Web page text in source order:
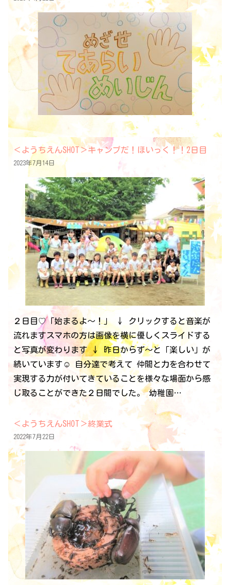
＜ようちえんSHOT＞キャンプだ！ほいっく！！2日目
2023年7月14日
２日目♡「始まるよ～！」 ↓ クリックすると音楽が
流れますスマホの方は画像を横に優しくスライドする
と写真が変わります ↓ 昨日からず～と「楽しい」が
続いています☺ 自分達で考えて 仲間と力を合わせて
実現する力が付いてきていることを様々な場面から感
じ取ることができた２日間でした。 幼稚園…
＜ようちえんSHOT＞終業式
2022年7月22日